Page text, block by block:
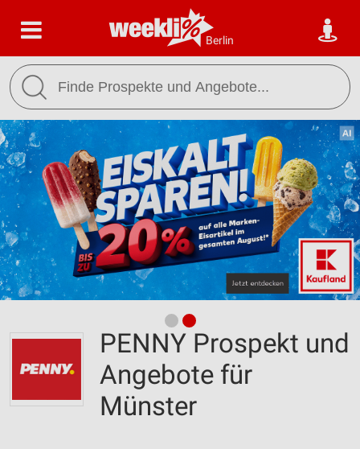
Berlin
PENNY Prospekt und
Angebote für
Münster